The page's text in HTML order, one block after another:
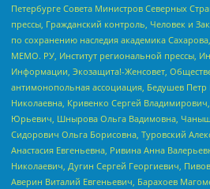
Петербурге Совета Министров Северных
прессы, Гражданский контроль, Человек и
по сохранению наследия академика
МЕМО. РУ, Институт региональной прессы,
Информации, Экозащита!-Женсовет,
антимонопольная ассоциация, Бедушев Петр
Николаевна, Кривенко Сергей
Юрьевич, Шнырова Ольга Вадимовна,
Сидорович Ольга Борисовна, Туровский
Анастасия Евгеньевна, Ривина Анна
Николаевич, Дугин Сергей Георгиевич,
Аверин Виталий Евгеньевич, Барахоев